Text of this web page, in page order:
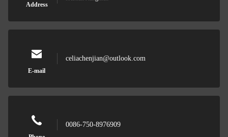
Address
E-mail
celiachenjian@outlook.com
0086-750-8976909